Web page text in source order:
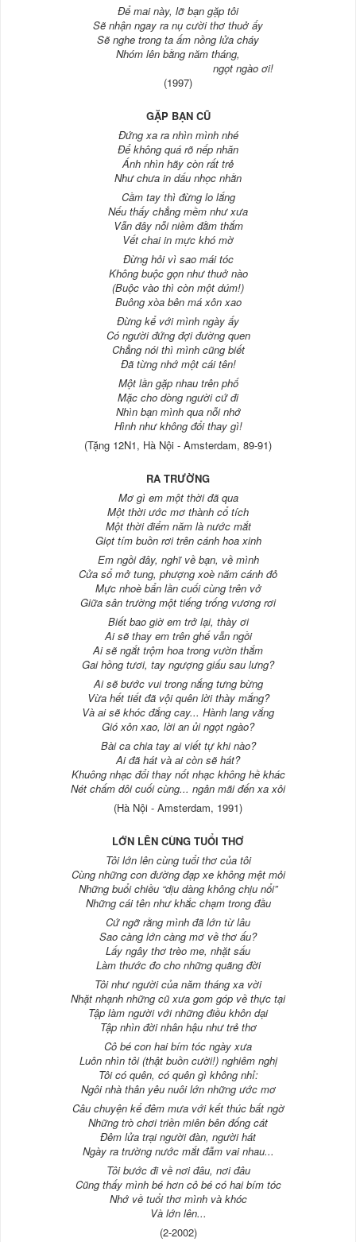
Để mai này, lỡ bạn gặp tôi
Sẽ nhận ngay ra nụ cười thơ thuở ấy
Sẽ nghe trong ta ấm nồng lửa cháy
Nhóm lên bằng năm tháng,
ngọt ngào ơi!
(1997)
GẶP BẠN CŨ
Đứng xa ra nhìn mình nhé
Để không quá rõ nếp nhăn
Ánh nhìn hãy còn rất trẻ
Như chưa in dấu nhọc nhằn
Cầm tay thì đừng lo lắng
Nếu thấy chẳng mềm như xưa
Vẫn đây nỗi niềm đằm thắm
Vết chai in mực khó mờ
Đừng hỏi vì sao mái tóc
Không buộc gọn như thuở nào
(Buộc vào thì còn một dúm!)
Buông xòa bên má xôn xao
Đừng kể với mình ngày ấy
Có người đứng đợi đường quen
Chẳng nói thì mình cũng biết
Đã từng nhớ một cái tên!
Một lần gặp nhau trên phố
Mặc cho dòng người cứ đi
Nhìn bạn mình qua nỗi nhớ
Hình như không đổi thay gì!
(Tặng 12N1, Hà Nội - Amsterdam, 89-91)
RA TRƯỜNG
Mơ gì em một thời đã qua
Một thời ước mơ thành cổ tích
Một thời điểm năm là nước mắt
Giọt tím buồn rơi trên cánh hoa xinh
Em ngồi đây, nghĩ về bạn, về mình
Cửa sổ mở tung, phượng xoè năm cánh đỏ
Mực nhoè bẩn lần cuối cùng trên vở
Giữa sân trường một tiếng trống vương rơi
Biết bao giờ em trở lại, thày ơi
Ai sẽ thay em trên ghế vẫn ngồi
Ai sẽ ngắt trộm hoa trong vườn thắm
Gai hồng tươi, tay ngượng giấu sau lưng?
Ai sẽ bước vui trong nắng tưng bừng
Vừa hết tiết đã vội quên lời thày mắng?
Và ai sẽ khóc đắng cay... Hành lang vắng
Gió xôn xao, lời an ủi ngọt ngào?
Bài ca chia tay ai viết tự khi nào?
Ai đã hát và ai còn sẽ hát?
Khuông nhạc đổi thay nốt nhạc không hề khác
Nét chấm dôi cuối cùng... ngân mãi đến xa xôi
(Hà Nội - Amsterdam, 1991)
LỚN LÊN CÙNG TUỔI THƠ
Tôi lớn lên cùng tuổi thơ của tôi
Cùng những con đường đạp xe không mệt mỏi
Những buổi chiều “dịu dàng không chịu nổi”
Những cái tên như khắc chạm trong đầu
Cứ ngỡ rằng mình đã lớn từ lâu
Sao càng lớn càng mơ về thơ ấu?
Lấy ngây thơ trèo me, nhặt sấu
Làm thước đo cho những quãng đời
Tôi như người của năm tháng xa vời
Nhặt nhạnh những cũ xưa gom góp về thực tại
Tập làm người với những điều khôn dại
Tập nhìn đời nhân hậu như trẻ thơ
Cô bé con hai bím tóc ngày xưa
Luôn nhìn tôi (thật buồn cười!) nghiêm nghị
Tôi có quên, có quên gì không nhỉ:
Ngôi nhà thân yêu nuôi lớn những ước mơ
Câu chuyện kể đêm mưa với kết thúc bất ngờ
Những trò chơi triền miên bên đống cát
Đêm lửa trại người đàn, người hát
Ngày ra trường nước mắt đẫm vai nhau...
Tôi bước đi về nơi đâu, nơi đâu
Cũng thấy mình bé hơn cô bé có hai bím tóc
Nhớ về tuổi thơ mình và khóc
Và lớn lên...
(2-2002)